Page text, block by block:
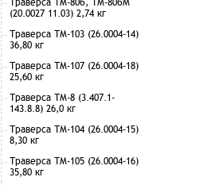
(20.0027 11.03) 2,74 кг
Траверса ТМ-103 (26.0004-14)
36,80 кг
Траверса ТМ-107 (26.0004-18)
25,60 кг
Траверса ТМ-8 (3.407.1-
143.8.8) 26,0 кг
Траверса ТМ-104 (26.0004-15)
8,30 кг
Траверса ТМ-105 (26.0004-16)
35,80 кг